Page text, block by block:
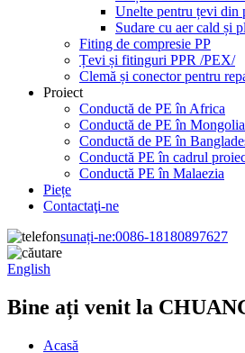
Unelte pentru țevi din
Sudare cu aer cald și
Fiting de compresie PP
Țevi și fitinguri PPR /PEX/
Clemă și conector pentru
Proiect
Conductă de PE în Africa
Conductă de PE în Mongolia
Conductă de PE în
Conductă PE în cadrul
Conductă PE în Malaezia
Piețe
Contactaţi-ne
sunați-ne:0086-18180897627
English
Bine ați venit la
Acasă